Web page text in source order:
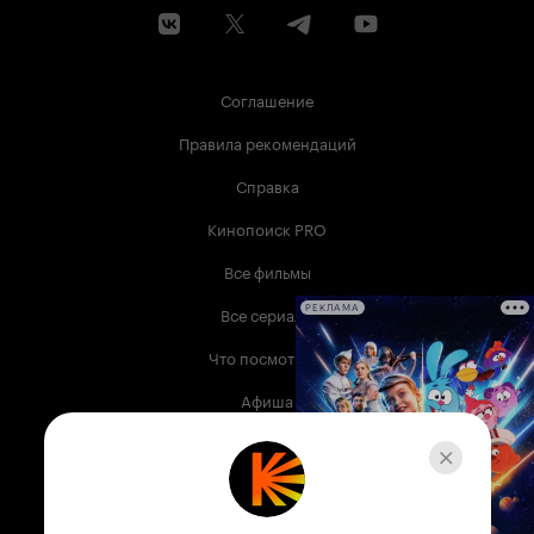
Соглашение
Правила рекомендаций
Справка
Кинопоиск PRO
Все фильмы
Все сериалы
Что посмотреть
Афиша
Музыка
Телепрограмма
РЕКЛАМА